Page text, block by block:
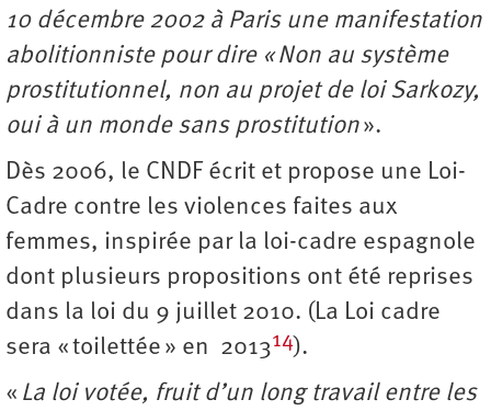
10 décembre 2002 à Paris une manifestation
abolitionniste pour dire « Non au système
prostitutionnel, non au projet de loi Sarkozy,
oui à un monde sans prostitution».
Dès 2006, le CNDF écrit et propose une Loi-
Cadre contre les violences faites aux
femmes, inspirée par la loi-cadre espagnole
dont plusieurs propositions ont été reprises
dans la loi du 9 juillet 2010. (La Loi cadre
sera « toilettée » en 201314).
« La loi votée, fruit d’un long travail entre les